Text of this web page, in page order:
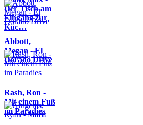
Der Tisch am
Eingang zur
Küc…
Abbott,
Megan - El
Dorado Drive
Rash, Ron -
Mit einem Fuß
im Paradies